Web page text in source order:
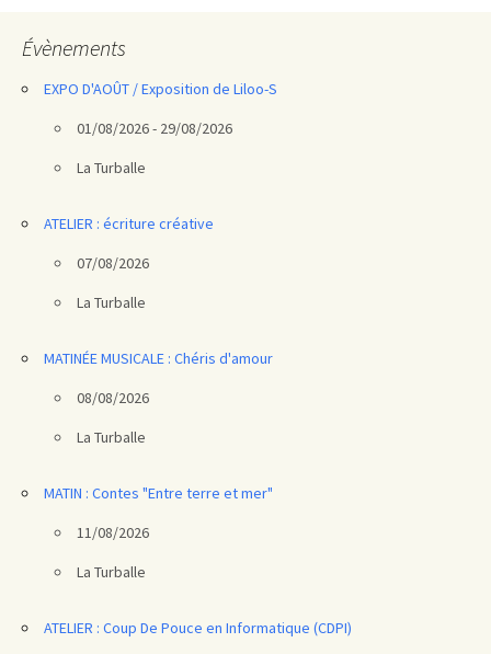
Évènements
EXPO D'AOÛT / Exposition de Liloo-S
01/08/2026 - 29/08/2026
La Turballe
ATELIER : écriture créative
07/08/2026
La Turballe
MATINÉE MUSICALE : Chéris d'amour
08/08/2026
La Turballe
MATIN : Contes "Entre terre et mer"
11/08/2026
La Turballe
ATELIER : Coup De Pouce en Informatique (CDPI)